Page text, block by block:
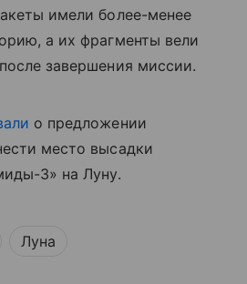
имели более-менее
а их фрагменты вели
завершения миссии.
о предложении
место высадки
3» на Луну.
Луна